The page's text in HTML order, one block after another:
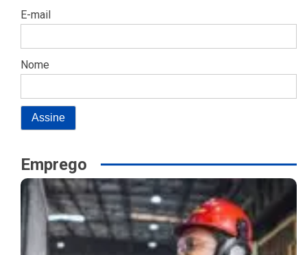
E-mail
Nome
Emprego